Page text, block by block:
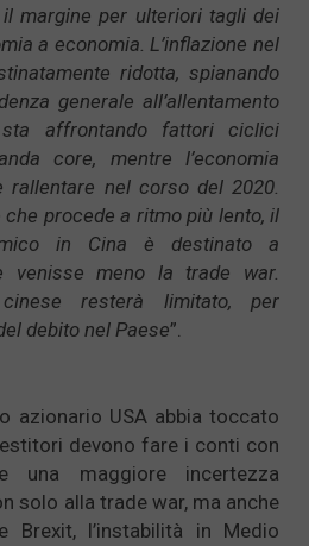
margine per ulteriori tagli dei
a economia. L’inflazione nel
ridotta, spianando
generale all’allentamento
sta affrontando fattori ciclici
core, mentre l’economia
rallentare nel corso del 2020.
che procede a ritmo più lento, il
in Cina è destinato a
venisse meno la trade war.
resterà limitato, per
debito nel Paese”.
azionario USA abbia toccato
devono fare i conti con
una maggiore incertezza
solo alla trade war, ma anche
l’instabilità in Medio